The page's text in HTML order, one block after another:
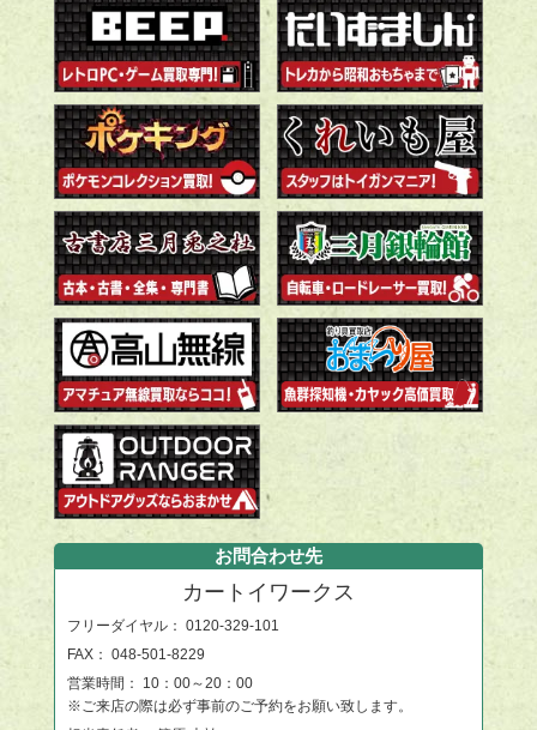
お問合わせ先
カートイワークス
フリーダイヤル： 0120-329-101
FAX： 048-501-8229
営業時間： 10：00～20：00
※ご来店の際は必ず事前のご予約をお願い致します。